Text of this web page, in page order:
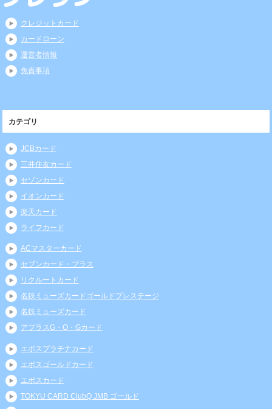
クレジットカード
カードローン
運営者情報
免責事項
カテゴリ
JCBカード
三井住友カード
セゾンカード
イオンカード
楽天カード
ライフカード
ACマスターカード
セブンカード・プラス
リクルートカード
名鉄ミューズカードゴールドプレステージ
名鉄ミューズカード
アプラスG・O・Gカード
エポスプラチナカード
エポスゴールドカード
エポスカード
TOKYU CARD ClubQ JMB ゴールド